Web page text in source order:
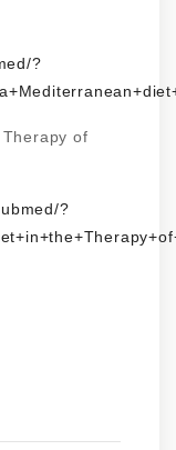
?
of
?